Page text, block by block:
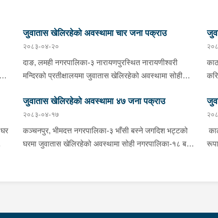
जुवातास खेलिरहेको अवस्थामा चार जना पक्राउ
२०८३-०४-२०
दाङ, लमही नगरपालिका-३ नारायणपुरस्थित नारायणीश्वरी
मन्दिरको प्रतीक्षालयमा जुवातास खेलिरहेको अवस्थामा सोही
४ जनालाई मंगलबार साँझ प्रहरीले पक्राउ गरेको छ । अस्थायी
प्रहरी पोष्ट नर्तीबाट खटिएको प्रहरीले उनीहरूलाई नगद ८९
हजार २३ रूपैयाँ सहित पक्राउ गरेको हो । यस सम्बन्धमा
प्रहरीले आवश्यक अनुसन्धान गरिरहेको छ ।
छ ।
हो
जुवातास खेलिरहेको अवस्थामा ४७ जना पक्राउ
२०८३-०४-१७
कञ्चनपुर, भीमदत्त नगरपालिका-३ भाँसी बस्ने जगदिश भट्टको
घरमा जुवातास खेलिरहेको अवस्थामा सोही नगरपालिका-१८ बस्ने